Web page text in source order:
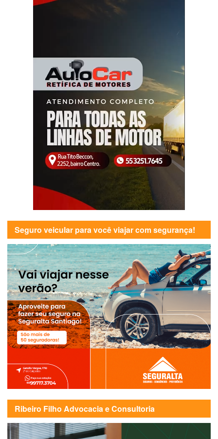
Seguro veicular para você viajar com segurança!
Ribeiro Filho Advocacia e Consultoria